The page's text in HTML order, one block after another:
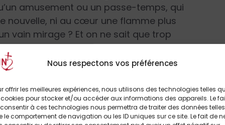
Nous respectons vos préférences
offrir les meilleures expériences, nous utilisons des technologies telles
pour stocker et/ou accéder aux informations des appareils. Le
à ces technologies nous permettra de traiter des données telles
le comportement de navigation ou les ID uniques sur ce site. Le fait de
amusement ou un passe-temps, qui
nouvelle, ni au cœur une flamme plus
vain mirage ? Et on ne sait que trop
mœurs, dans la sensibilité des peuples,
et des arts, dans les formes de
le sentiment religieux.
la littérature saine et religieuse qui a
rappelé magistralement Benoît XVI,